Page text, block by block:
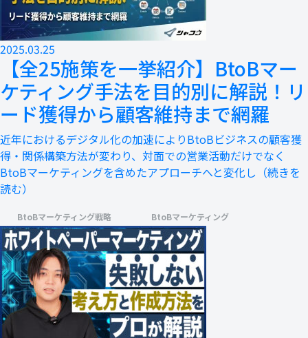
2025.03.25
【全25施策を一挙紹介】BtoBマー
ケティング手法を目的別に解説！リ
ード獲得から顧客維持まで網羅
近年におけるデジタル化の加速によりBtoBビジネスの顧客獲
得・関係構築方法が変わり、対面での営業活動だけでなく
BtoBマーケティングを含めたアプローチへと変化し （続きを
読む）
BtoBマーケティング戦略 BtoBマーケティング